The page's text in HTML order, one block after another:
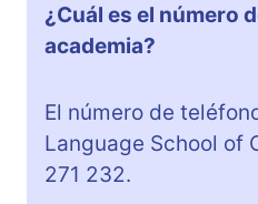
¿Cuál es el número
academia?
El número de
Language School of
271 232.